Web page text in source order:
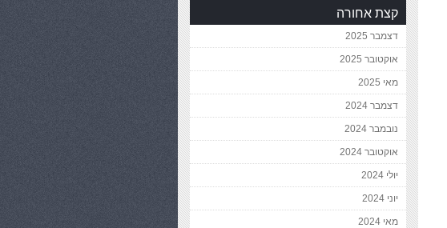
קצת אחורה
דצמבר 2025
אוקטובר 2025
מאי 2025
דצמבר 2024
נובמבר 2024
אוקטובר 2024
יולי 2024
יוני 2024
מאי 2024